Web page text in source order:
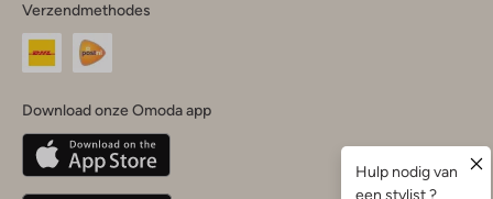
je
land
Nederland
Belgique(Français)
Deutschland
Verzendmethodes
Download onze Omoda app